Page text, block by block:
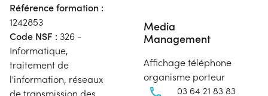
Référence formation :
1242853
Code NSF : 326 -
Informatique,
traitement de
l'information, réseaux
de transmission des
Media
Management
Affichage téléphone
organisme porteur
03 64 21 83 83